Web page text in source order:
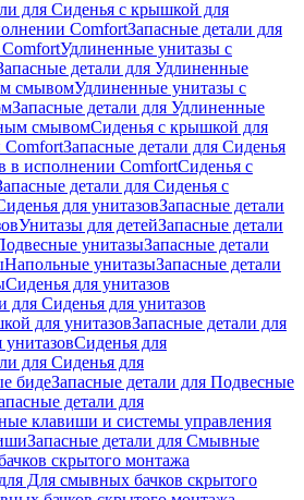
для Сиденья с крышкой для
ComfortЗапасные детали для
Удлиненные унитазы с
детали для Удлиненные
смывомУдлиненные унитазы с
Запасные детали для Удлиненные
смывомСиденья с крышкой для
ComfortЗапасные детали для Сиденья
в исполнении ComfortСиденья с
детали для Сиденья с
для унитазовЗапасные детали
Унитазы для детейЗапасные детали
унитазыЗапасные детали
Напольные унитазыЗапасные детали
Сиденья для унитазов
для Сиденья для унитазов
для унитазовЗапасные детали для
Сиденья для
для Сиденья для
бидеЗапасные детали для Подвесные
детали для
клавиши и системы управления
Запасные детали для Смывные
скрытого монтажа
Для смывных бачков скрытого